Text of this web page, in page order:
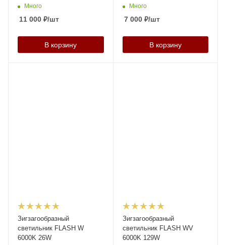
Много
11 000 ₽/шт
В корзину
Много
7 000₽/шт
В корзину
Зигзагообразный
светильник FLASH W
6000K 26W
Зигзагообразный
светильник FLASH WV
6000K 129W